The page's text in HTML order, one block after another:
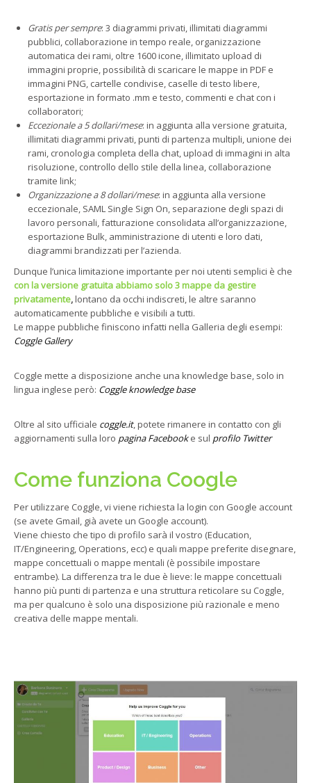
Gratis per sempre: 3 diagrammi privati, illimitati diagrammi
pubblici, collaborazione in tempo reale, organizzazione
automatica dei rami, oltre 1600 icone, illimitato upload di
immagini proprie, possibilità di scaricare le mappe in PDF e
immagini PNG, cartelle condivise, caselle di testo libere,
esportazione in formato .mm e testo, commenti e chat con i
collaboratori;
Eccezionale a 5 dollari/mese: in aggiunta alla versione gratuita,
illimitati diagrammi privati, punti di partenza multipli, unione dei
rami, cronologia completa della chat, upload di immagini in alta
risoluzione, controllo dello stile della linea, collaborazione
tramite link;
Organizzazione a 8 dollari/mese: in aggiunta alla versione
eccezionale, SAML Single Sign On, separazione degli spazi di
lavoro personali, fatturazione consolidata all’organizzazione,
esportazione Bulk, amministrazione di utenti e loro dati,
diagrammi brandizzati per l’azienda.
Dunque l’unica limitazione importante per noi utenti semplici è che
con la versione gratuita abbiamo solo 3 mappe da gestire
privatamente,lontano da occhi indiscreti, le altre saranno
automaticamente pubbliche e visibili a tutti.
Le mappe pubbliche finiscono infatti nella Galleria degli esempi:
Coggle Gallery
Coggle mette a disposizione anche una knowledge base, solo in
lingua inglese però: Coggle knowledge base
Oltre al sito ufficiale coggle.it, potete rimanere in contatto con gli
aggiornamenti sulla loro pagina Facebooke sul profilo Twitter
Come funziona Coogle
Per utilizzare Coggle, vi viene richiesta la login con Google account
(se avete Gmail, già avete un Google account).
Viene chiesto che tipo di profilo sarà il vostro (Education,
IT/Engineering, Operations, ecc) e quali mappe preferite disegnare,
mappe concettuali o mappe mentali (è possibile impostare
entrambe). La differenza tra le due è lieve: le mappe concettuali
hanno più punti di partenza e una struttura reticolare su Coggle,
ma per qualcuno è solo una disposizione più razionale e meno
creativa delle mappe mentali.